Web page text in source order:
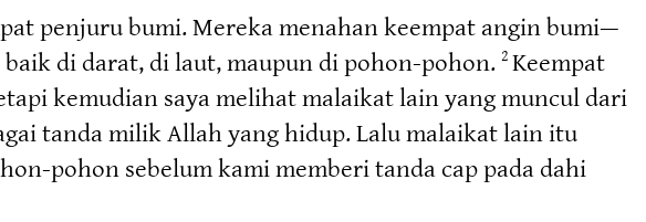
penjuru bumi. Mereka menahan keempat angin bumi—
di darat, di laut, maupun di pohon-pohon. 2 Keempat
kemudian saya melihat malaikat lain yang muncul dari
tanda milik Allah yang hidup. Lalu malaikat lain itu
pohon sebelum kami memberi tanda cap pada dahi